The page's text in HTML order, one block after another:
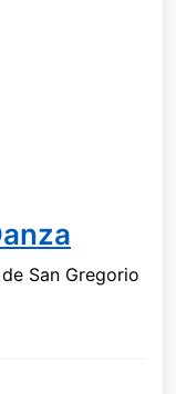
San Gregorio